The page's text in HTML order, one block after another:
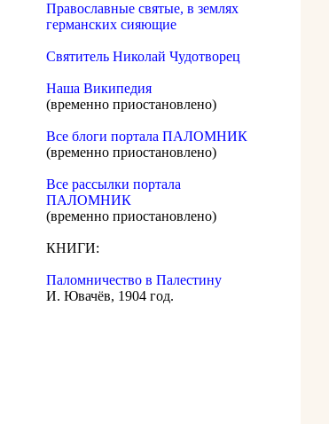
Православные святые, в землях
германских сияющие
Святитель Николай Чудотворец
Наша Википедия
(временно приостановлено)
Все блоги портала ПАЛОМНИК
(временно приостановлено)
Все рассылки портала
ПАЛОМНИК
(временно приостановлено)
КНИГИ:
Паломничество в Палестину
И. Ювачёв, 1904 год.